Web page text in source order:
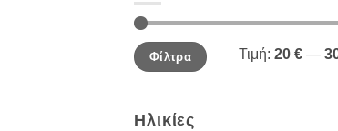
Ελάχιστη
τιμή
Μέγιστη
τιμήΦίλτρα Τιμή: 20 € —
Ηλικίες